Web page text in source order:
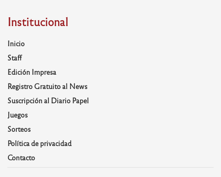
Institucional
Inicio
Staff
Edición Impresa
Registro Gratuito al News
Suscripción al Diario Papel
Juegos
Sorteos
Política de privacidad
Contacto